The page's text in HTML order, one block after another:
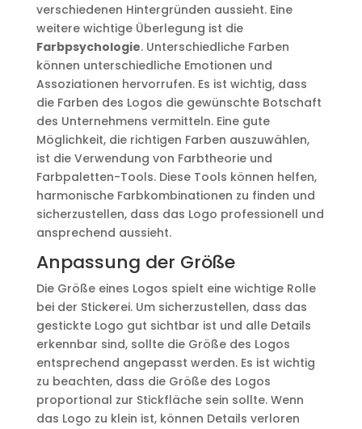
verschiedenen Hintergründen aussieht. Eine
weitere wichtige Überlegung ist die
Farbpsychologie. Unterschiedliche Farben
können unterschiedliche Emotionen und
Assoziationen hervorrufen. Es ist wichtig, dass
die Farben des Logos die gewünschte Botschaft
des Unternehmens vermitteln. Eine gute
Möglichkeit, die richtigen Farben auszuwählen,
ist die Verwendung von Farbtheorie und
Farbpaletten-Tools. Diese Tools können helfen,
harmonische Farbkombinationen zu finden und
sicherzustellen, dass das Logo professionell und
ansprechend aussieht.
Anpassung der Größe
Die Größe eines Logos spielt eine wichtige Rolle
bei der Stickerei. Um sicherzustellen, dass das
gestickte Logo gut sichtbar ist und alle Details
erkennbar sind, sollte die Größe des Logos
entsprechend angepasst werden. Es ist wichtig
zu beachten, dass die Größe des Logos
proportional zur Stickfläche sein sollte. Wenn
das Logo zu klein ist, können Details verloren